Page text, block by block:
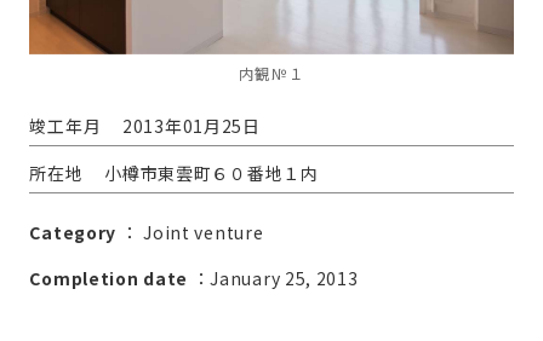
内観№１
竣工年月
2013年01月25日
所在地
小樽市東雲町６０番地１内
Category ：Joint venture
Completion date ：January 25, 2013